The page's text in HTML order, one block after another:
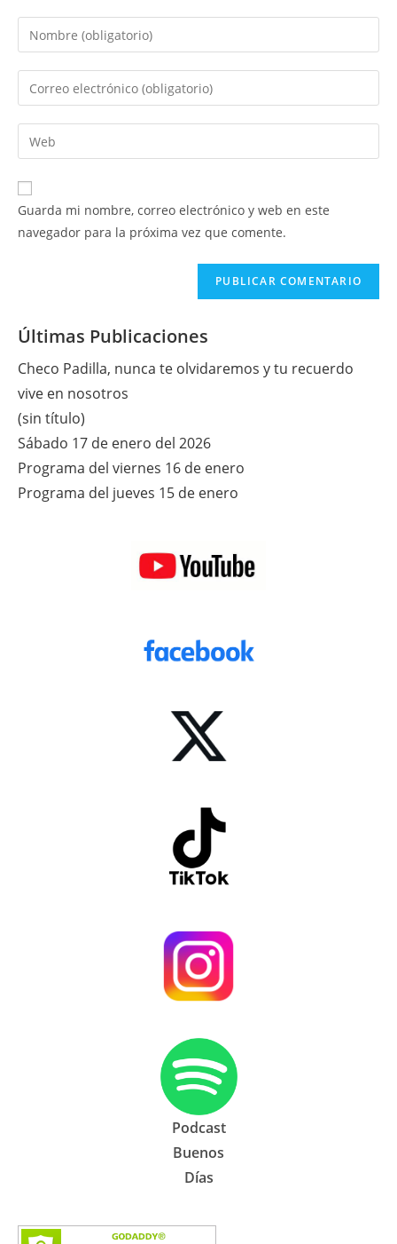
Introduce
tu
nombre
de
usuario
para
comentar
Introduce
tu
dirección
de
electrónico
para
comentar
Introduce
la
URL
de
Guarda mi nombre, correo electrónico y web en este
navegador para la próxima vez que comente.
Últimas Publicaciones
Checo Padilla, nunca te olvidaremos y tu recuerdo
vive en nosotros
(sin título)
Sábado 17 de enero del 2026
Programa del viernes 16 de enero
Programa del jueves 15 de enero
Podcast
Buenos
Días